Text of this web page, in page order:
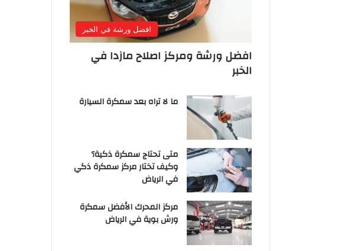
افضل ورشة في الخبر
افضل ورشة ومركز اصلاح مازدا في
الخبر
ما لا تراه بعد سمكرة السيارة
متى تحتاج سمكرة ذكية؟
وكيف تختار مركز سمكرة ذكي
في الرياض
مركز المحرك الأفضل سمكرة
ورش بوية في الرياض